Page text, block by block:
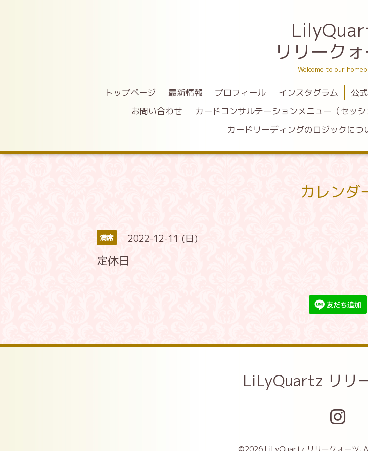
リリーク
Welcome to our
トップページ 最新情報 プロフィール インスタグラム 公
お問い合わせ
カードコンサルテーションメニュー（セッシ
カードリーディングのロジックにつ
カレンダ
満席 2022-12-11 (日)
定休日
LiLyQuartz リリ